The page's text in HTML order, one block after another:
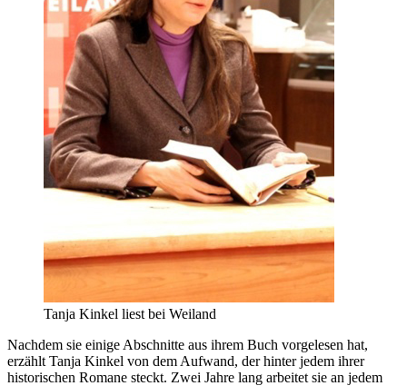
Tanja Kinkel liest bei Weiland
Nachdem sie einige Abschnitte aus ihrem Buch vorgelesen hat,
erzählt Tanja Kinkel von dem Aufwand, der hinter jedem ihrer
historischen Romane steckt. Zwei Jahre lang arbeitet sie an jedem